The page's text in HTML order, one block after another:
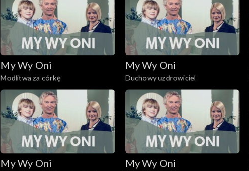
My Wy Oni
Modlitwa za córkę
My Wy Oni
Duchowy uzdrowiciel
My Wy Oni My Wy Oni